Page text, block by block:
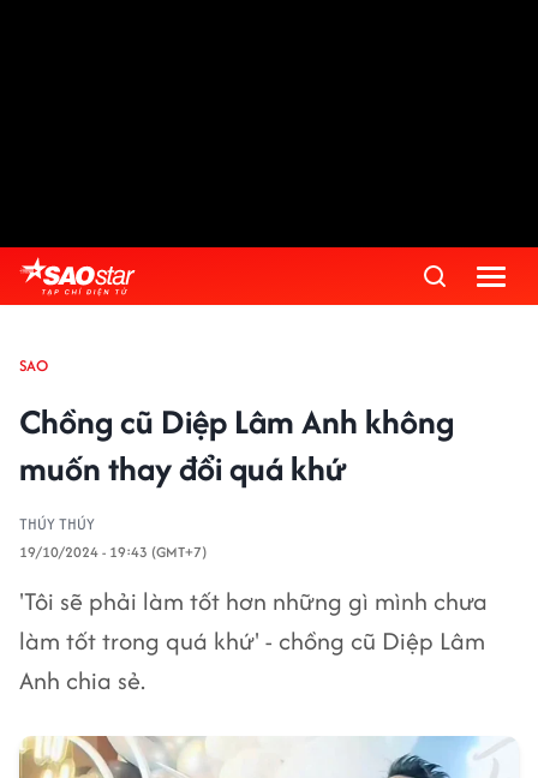
SAO
Chồng cũ Diệp Lâm Anh không
muốn thay đổi quá khứ
THÚY THÚY
19/10/2024 - 19:43 (GMT+7)
'Tôi sẽ phải làm tốt hơn những gì mình chưa
làm tốt trong quá khứ' - chồng cũ Diệp Lâm
Anh chia sẻ.